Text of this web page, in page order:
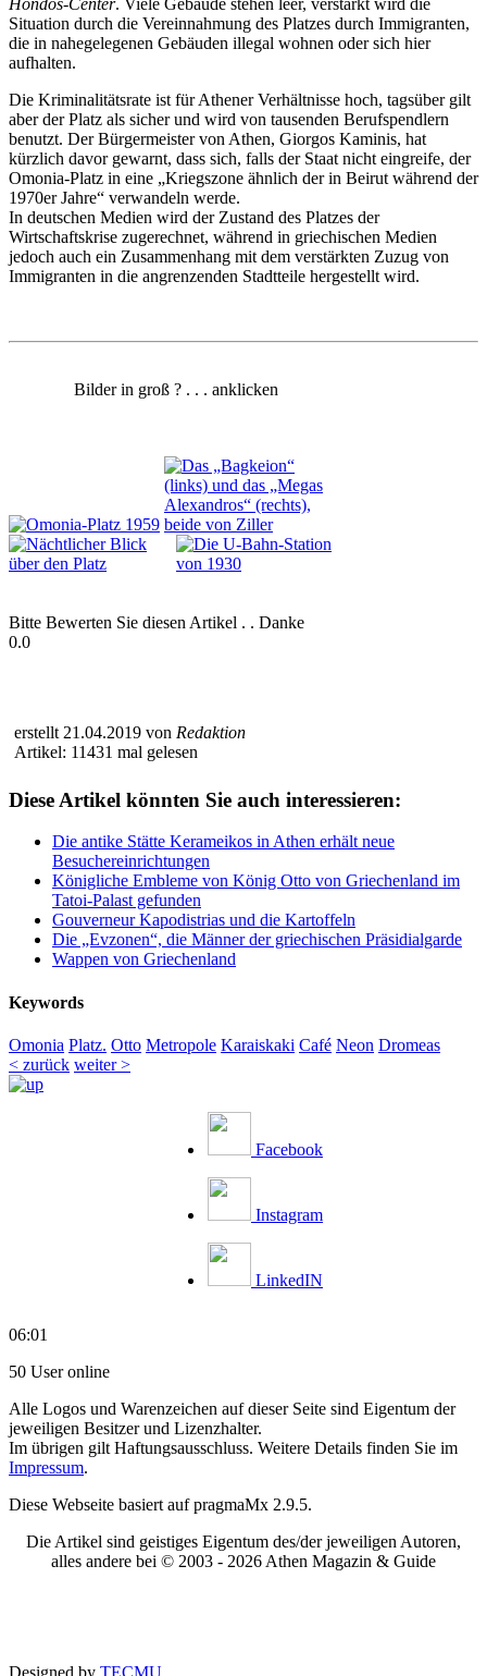
Hondos-Center. Viele Gebäude stehen leer, verstärkt wird die
Situation durch die Vereinnahmung des Platzes durch Immigranten,
die in nahegelegenen Gebäuden illegal wohnen oder sich hier
aufhalten.
Die Kriminalitätsrate ist für Athener Verhältnisse hoch, tagsüber gilt
aber der Platz als sicher und wird von tausenden Berufspendlern
benutzt. Der Bürgermeister von Athen, Giorgos Kaminis, hat
kürzlich davor gewarnt, dass sich, falls der Staat nicht eingreife, der
Omonia-Platz in eine „Kriegszone ähnlich der in Beirut während der
1970er Jahre“ verwandeln werde.
In deutschen Medien wird der Zustand des Platzes der
Wirtschaftskrise zugerechnet, während in griechischen Medien
jedoch auch ein Zusammenhang mit dem verstärkten Zuzug von
Immigranten in die angrenzenden Stadtteile hergestellt wird.
Bilder in groß ? . . . anklicken
Bitte Bewerten Sie diesen Artikel . . Danke
0.0
erstellt 21.04.2019 von Redaktion
Artikel: 11431 mal gelesen
Diese Artikel könnten Sie auch interessieren:
Die antike Stätte Kerameikos in Athen erhält neue
Besuchereinrichtungen
Königliche Embleme von König Otto von Griechenland im
Tatoi-Palast gefunden
Gouverneur Kapodistrias und die Kartoffeln
Die „Evzonen“, die Männer der griechischen Präsidialgarde
Wappen von Griechenland
Keywords
Omonia Platz. Otto Metropole Karaiskaki Café Neon Dromeas
< zurück weiter >
Facebook
Instagram
LinkedIN
06:01
50 User online
Alle Logos und Warenzeichen auf dieser Seite sind Eigentum der
jeweiligen Besitzer und Lizenzhalter.
Im übrigen gilt Haftungsausschluss. Weitere Details finden Sie im
Impressum.
Diese Webseite basiert auf pragmaMx 2.9.5.
Die Artikel sind geistiges Eigentum des/der jeweiligen Autoren,
alles andere bei © 2003 - 2026 Athen Magazin & Guide
Designed by TECMU